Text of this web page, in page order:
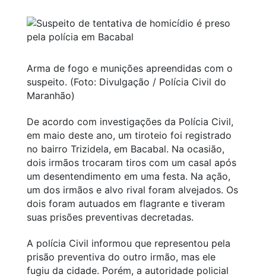
Arma de fogo e munições apreendidas com o
suspeito. (Foto: Divulgação / Polícia Civil do
Maranhão)
De acordo com investigações da Polícia Civil,
em maio deste ano, um tiroteio foi registrado
no bairro Trizidela, em Bacabal. Na ocasião,
dois irmãos trocaram tiros com um casal após
um desentendimento em uma festa. Na ação,
um dos irmãos e alvo rival foram alvejados. Os
dois foram autuados em flagrante e tiveram
suas prisões preventivas decretadas.
A polícia Civil informou que representou pela
prisão preventiva do outro irmão, mas ele
fugiu da cidade. Porém, a autoridade policial